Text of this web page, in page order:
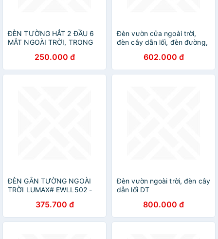
ĐÈN TƯỜNG HẮT 2 ĐẦU 6
MẮT NGOÀI TRỜI, TRONG
250.000 đ
Đèn vườn cửa ngoài trời,
đèn cây dẫn lối, đèn đường,
602.000 đ
ĐÈN GẮN TƯỜNG NGOÀI
TRỜI LUMAX# EWLL502 -
LAN - MÀU 3000K
375.700 đ
Đèn vườn ngoài trời, đèn cây
dẫn lối DT
800.000 đ